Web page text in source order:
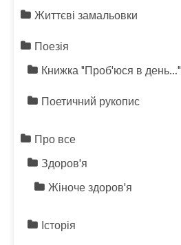
Життєві замальовки
Поезія
Книжка "Проб'юся в день…"
Поетичний рукопис
Про все
Здоров'я
Жіноче здоров'я
Історія